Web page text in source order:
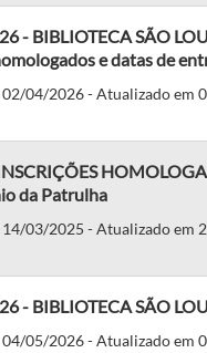
- BIBLIOTECA SÃO
e datas de
04/2026 - Atualizado em
da Patrulha
03/2025 - Atualizado em
- BIBLIOTECA SÃO
05/2026 - Atualizado em